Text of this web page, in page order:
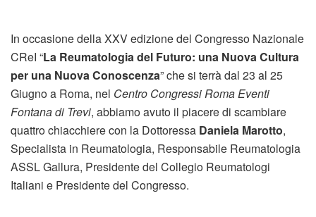
In occasione della XXV edizione del Congresso Nazionale
CReI “La Reumatologia del Futuro: una Nuova Cultura
per una Nuova Conoscenza” che si terrà dal 23 al 25
Giugno a Roma, nel Centro Congressi Roma Eventi
Fontana di Trevi, abbiamo avuto il piacere di scambiare
quattro chiacchiere con la Dottoressa Daniela Marotto,
Specialista in Reumatologia, Responsabile Reumatologia
ASSL Gallura, Presidente del Collegio Reumatologi
Italiani e Presidente del Congresso.